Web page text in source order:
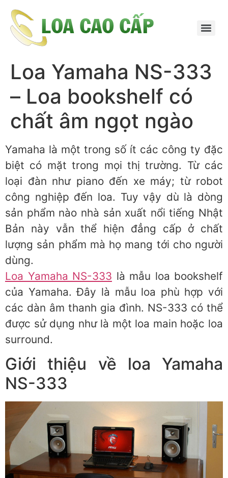
Loa Yamaha NS-333
– Loa bookshelf có
chất âm ngọt ngào
Yamaha là một trong số ít các công ty đặc
biệt có mặt trong mọi thị trường. Từ các
loại đàn như piano đến xe máy; từ robot
công nghiệp đến loa. Tuy vậy dù là dòng
sản phẩm nào nhà sản xuất nổi tiếng Nhật
Bản này vẫn thể hiện đẳng cấp ở chất
lượng sản phẩm mà họ mang tới cho người
dùng.
Loa Yamaha NS-333 là mẫu loa bookshelf
của Yamaha. Đây là mẫu loa phù hợp với
các dàn âm thanh gia đình. NS-333 có thể
được sử dụng như là một loa main hoặc loa
surround.
Giới thiệu về loa Yamaha
NS-333